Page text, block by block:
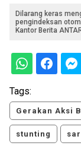
Dilarang keras
pengindeksan
Kantor Berita
Tags:
Gerakan Aksi
stunting